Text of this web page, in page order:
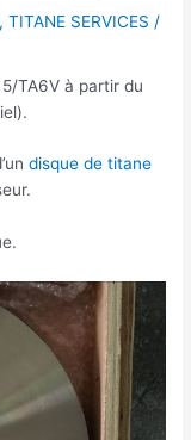
,TITANE SERVICES /
TA6V à partir du
disque de titane